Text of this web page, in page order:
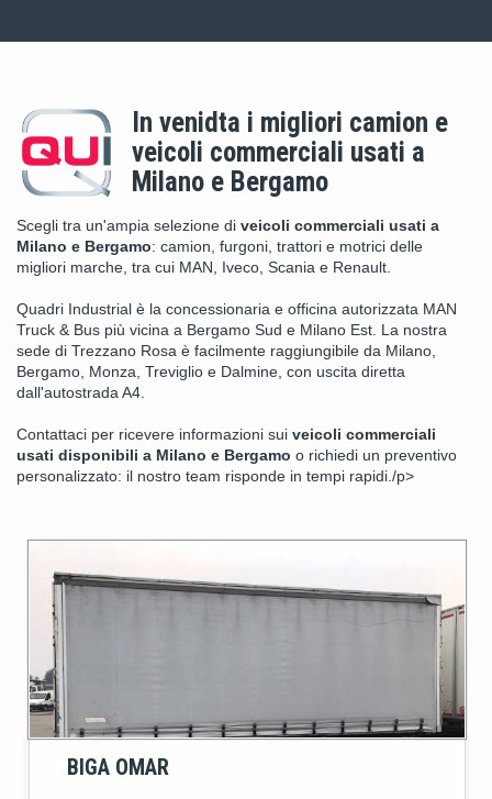
In venidta i migliori camion e
veicoli commerciali usati a
Milano e Bergamo
Scegli tra un'ampia selezione di veicoli commerciali usati a
Milano e Bergamo: camion, furgoni, trattori e motrici delle
migliori marche, tra cui MAN, Iveco, Scania e Renault.
Quadri Industrial è la concessionaria e officina autorizzata MAN
Truck & Bus più vicina a Bergamo Sud e Milano Est. La nostra
sede di Trezzano Rosa è facilmente raggiungibile da Milano,
Bergamo, Monza, Treviglio e Dalmine, con uscita diretta
dall'autostrada A4.
Contattaci per ricevere informazioni sui veicoli commerciali
usati disponibili a Milano e Bergamo o richiedi un preventivo
personalizzato: il nostro team risponde in tempi rapidi./p>
BIGA OMAR